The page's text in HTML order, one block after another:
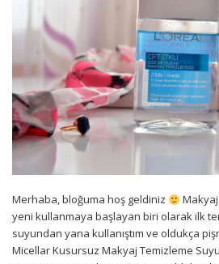
Merhaba, bloğuma hoş geldiniz
yeni kullanmaya başlayan biri olarak ilk
suyundan yana kullanıştım ve oldukça
Micellar Kusursuz Makyaj Temizleme